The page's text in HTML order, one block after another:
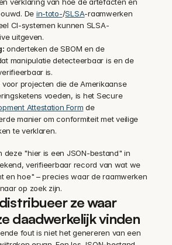
De in-toto-/SLSA-raamwerken
CI-systemen kunnen SLSA-
uitgeven.
onderteken de SBOM en de
manipulatie detecteerbaar is en de
is.
voor projecten die de Amerikaanse
federale toeleveringsketens voeden, is het Secure
Attestation Form de
manier om conformiteit met veilige
te verklaren.
deze "hier is een JSON-bestand" in
verifieerbaar record van wat we
naar op zoek zijn.
ze waar
daadwerkelijk vinden
fout is niet het genereren van een